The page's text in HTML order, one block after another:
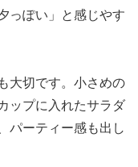
っぽい」と感じやす
大切です。小さめの
ップに入れたサラダ
パーティー感も出し